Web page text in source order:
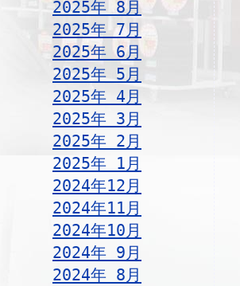
2025年 8月
2025年 7月
2025年 6月
2025年 5月
2025年 4月
2025年 3月
2025年 2月
2025年 1月
2024年12月
2024年11月
2024年10月
2024年 9月
2024年 8月